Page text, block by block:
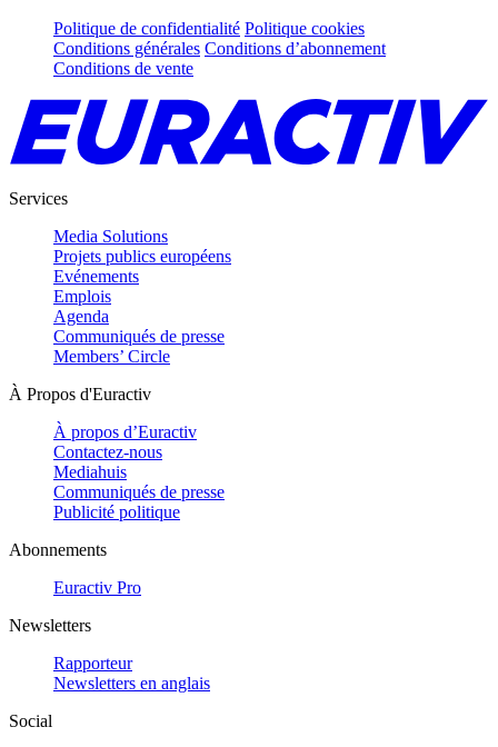
Politique de confidentialité Politique cookies
Conditions générales Conditions d’abonnement
Conditions de vente
Services
Media Solutions
Projets publics européens
Evénements
Emplois
Agenda
Communiqués de presse
Members’ Circle
À Propos d'Euractiv
À propos d’Euractiv
Contactez-nous
Mediahuis
Communiqués de presse
Publicité politique
Abonnements
Euractiv Pro
Newsletters
Rapporteur
Newsletters en anglais
Social